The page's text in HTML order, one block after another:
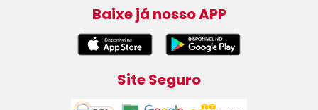
Baixe já nosso APP
Site Seguro